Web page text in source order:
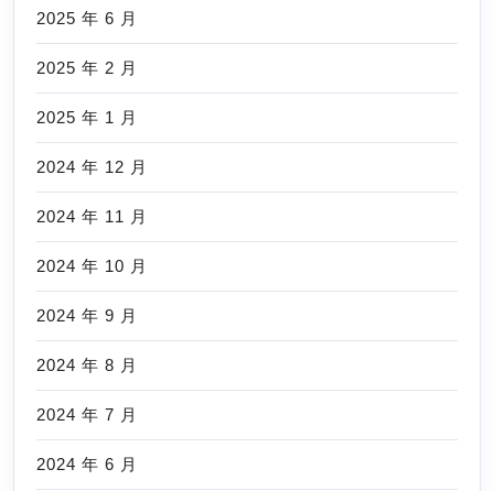
2025 年 6 月
2025 年 2 月
2025 年 1 月
2024 年 12 月
2024 年 11 月
2024 年 10 月
2024 年 9 月
2024 年 8 月
2024 年 7 月
2024 年 6 月